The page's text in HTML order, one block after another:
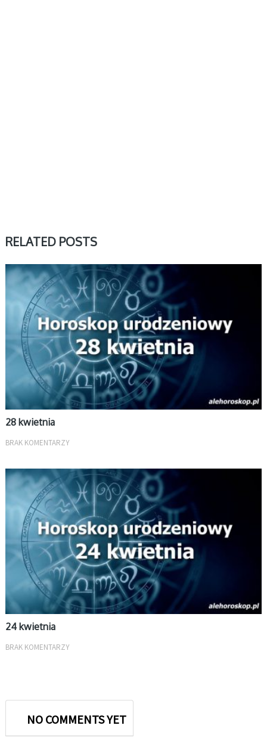
RELATED POSTS
KWIECIEŃ
28 kwietnia
BRAK KOMENTARZY
KWIECIEŃ
24 kwietnia
BRAK KOMENTARZY
NO COMMENTS YET